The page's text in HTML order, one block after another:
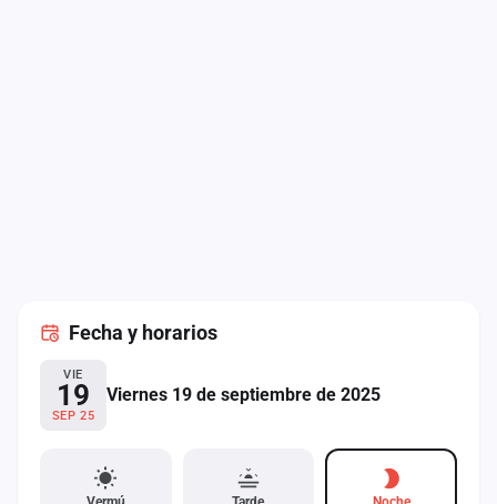
Fecha y horarios
VIE
19
SEP 25
Viernes 19 de septiembre de 2025
Administración
Contacto